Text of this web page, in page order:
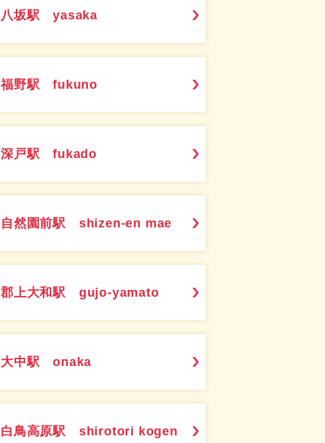
八坂駅 yasaka
福野駅 fukuno
深戸駅 fukado
自然園前駅 shizen-en mae
郡上大和駅 gujo-yamato
大中駅 onaka
白鳥高原駅 shirotori kogen